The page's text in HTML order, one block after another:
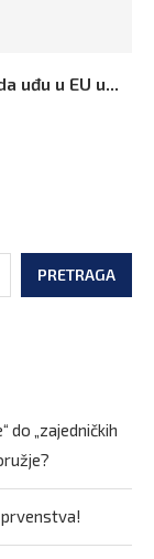
uđu u EU u...
PRETRAGA
do „zajedničkih
prvenstva!